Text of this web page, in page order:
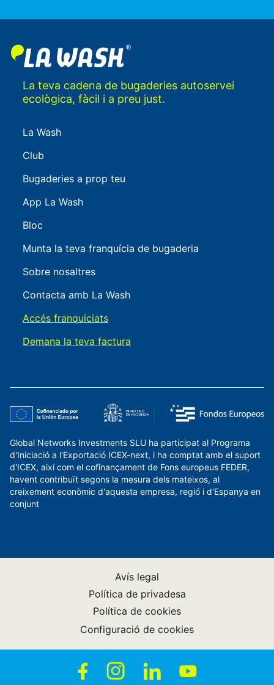
La teva cadena de bugaderies autoservei
ecològica, fàcil i a preu just.
La Wash
Club
Bugaderies a prop teu
App La Wash
Bloc
Munta la teva franquícia de bugaderia
Sobre nosaltres
Contacta amb La Wash
Accés franquiciats
Demana la teva factura
Global Networks Investments SLU ha participat al Programa
d'Iniciació a l'Exportació ICEX-next, i ha comptat amb el suport
d'ICEX, així com el cofinançament de Fons europeus FEDER,
havent contribuït segons la mesura dels mateixos, al
creixement econòmic d'aquesta empresa, regió i d'Espanya en
conjunt
Avís legal
Política de privadesa
Política de cookies
Configuració de cookies